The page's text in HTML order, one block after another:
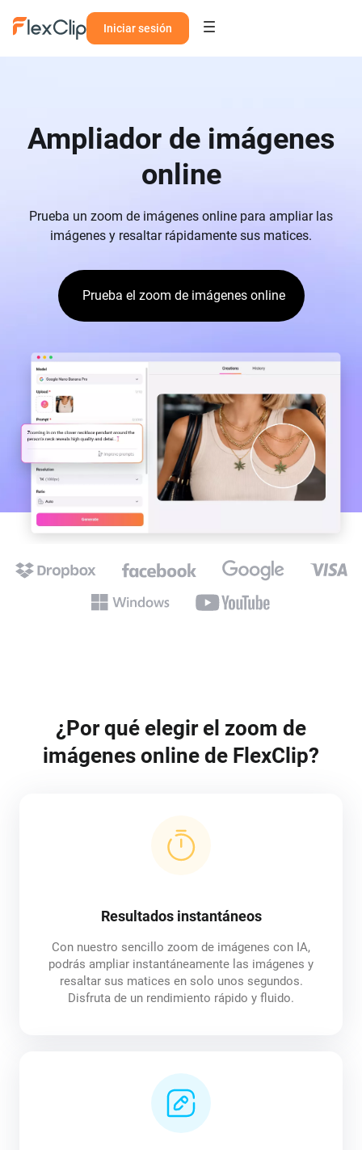
Iniciar sesión
Ampliador de imágenes
online
Prueba un zoom de imágenes online para ampliar las
imágenes y resaltar rápidamente sus matices.
Prueba el zoom de imágenes online
¿Por qué elegir el zoom de
imágenes online de FlexClip?
Resultados instantáneos
Con nuestro sencillo zoom de imágenes con IA,
podrás ampliar instantáneamente las imágenes y
resaltar sus matices en solo unos segundos.
Disfruta de un rendimiento rápido y fluido.